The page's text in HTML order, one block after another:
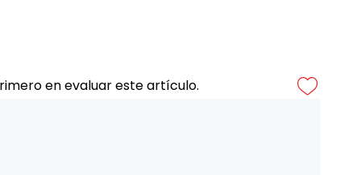
en evaluar este artículo.